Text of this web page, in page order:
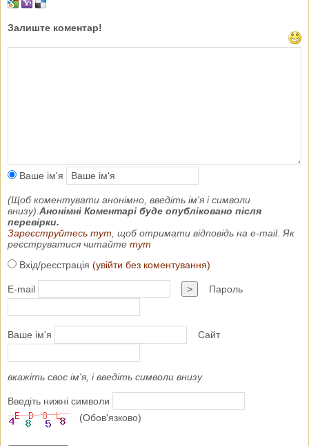
Залиште коментар!
Ваше ім'я
(Щоб коментувати анонімно, введіть ім'я і символи
внизу). Анонімні Коментарі буде опубліковано після
перевірки.
Зареєструйтесь тут , щоб отримати відповідь на e-mail. Як
реєструватися читайте тут
Вхід/реєстрація (увійти без коментування)
E-mail > Пароль
Ваше ім'я Сайт
вкажіть своє ім'я, і введіть символи внизу
Введіть нижні символи
(Обов'язково)